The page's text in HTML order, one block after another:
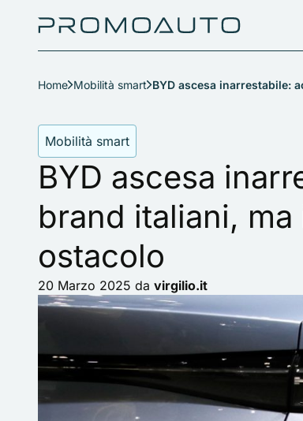
Home Mobilità smart BYD ascesa inarrestabile:
Mobilità smart
BYD ascesa
brand italiani,
ostacolo
20 Marzo 2025 da virgilio.it